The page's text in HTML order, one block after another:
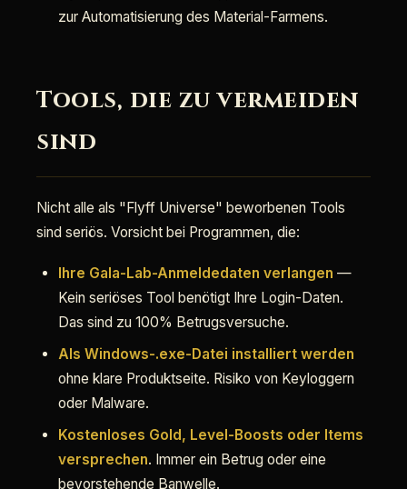
zur Automatisierung des Material-Farmens.
Tools, die zu vermeiden
sind
Nicht alle als "Flyff Universe" beworbenen Tools
sind seriös. Vorsicht bei Programmen, die:
Ihre Gala-Lab-Anmeldedaten verlangen —
Kein seriöses Tool benötigt Ihre Login-Daten.
Das sind zu 100% Betrugsversuche.
Als Windows-.exe-Datei installiert werden
ohne klare Produktseite. Risiko von Keyloggern
oder Malware.
Kostenloses Gold, Level-Boosts oder Items
versprechen. Immer ein Betrug oder eine
bevorstehende Banwelle.